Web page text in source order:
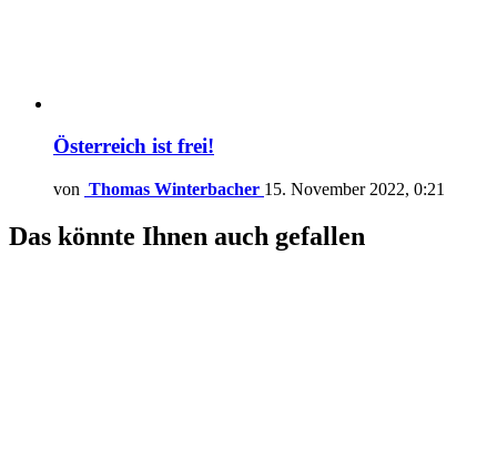
Österreich ist frei!
von Thomas Winterbacher 15. November 2022, 0:21
Das könnte Ihnen auch gefallen